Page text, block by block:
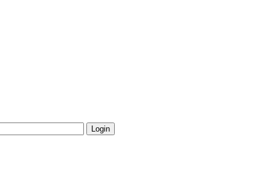
Login